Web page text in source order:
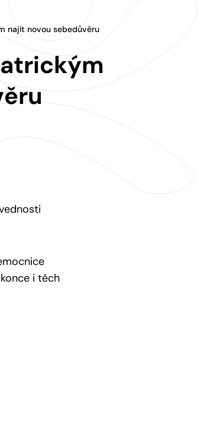
najít novou sebedůvěru
i těch